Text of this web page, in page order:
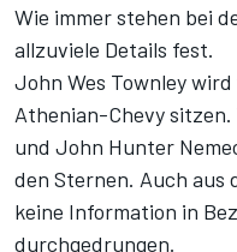
Wie immer stehen bei
allzuviele Details fest.
John Wes Townley
Athenian-Chevy sitzen.
und John Hunter
den Sternen. Auch aus
keine Information in
durchgedrungen.